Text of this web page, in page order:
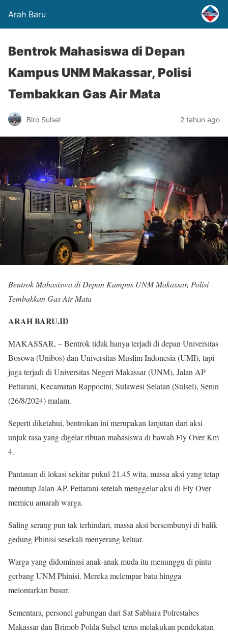
Arah Baru
Bentrok Mahasiswa di Depan
Kampus UNM Makassar, Polisi
Tembakkan Gas Air Mata
Biro Sulsel 2 tahun ago
Bentrok Mahasiswa di Depan Kampus UNM Makassar, Polisi
Tembakkan Gas Air Mata
ARAH BARU.ID
MAKASSAR, – Bentrok tidak hanya terjadi di depan Universitas
Bosowa (Unibos) dan Universitas Muslim Indonesia (UMI), tapi
juga terjadi di Universitas Negeri Makassar (UNM), Jalan AP
Pettarani, Kecamatan Rappocini, Sulawesi Selatan (Sulsel), Senin
(26/8/2024) malam.
Seperti diketahui, bentrokan ini merupakan lanjutan dari aksi
unjuk rasa yang digelar ribuan mahasiswa di bawah Fly Over Km
4.
Pantauan di lokasi sekitar pukul 21.45 wita, massa aksi yang tetap
menutup Jalan AP. Pettarani setelah menggelar aksi di Fly Over
memicu amarah warga.
Saling serang pun tak terhindari, massa aksi bersembunyi di balik
gedung Phinisi sesekali menyerang keluar.
Warga yang didominasi anak-anak muda itu menunggu di pintu
gerbang UNM Phinisi. Mereka melempar batu hingga
melontarkan busur.
Sementara, personel gabungan dari Sat Sabhara Polrestabes
Makassar dan Brimob Polda Sulsel terus melakukan pendekatan